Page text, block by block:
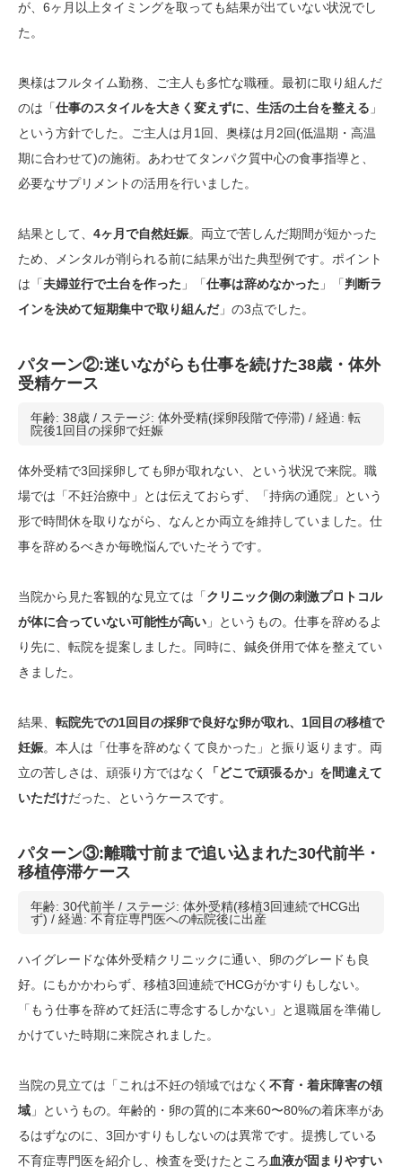
が、6ヶ月以上タイミングを取っても結果が出ていない状況でし
た。
奥様はフルタイム勤務、ご主人も多忙な職種。最初に取り組んだ
のは「仕事のスタイルを大きく変えずに、生活の土台を整える 」
という方針でした。ご主人は月1回、奥様は月2回(低温期・高温
期に合わせて)の施術。あわせてタンパク質中心の食事指導と、
必要なサプリメントの活用を行いました。
結果として、 4ヶ月で自然妊娠。両立で苦しんだ期間が短かった
ため、メンタルが削られる前に結果が出た典型例です。ポイント
は「夫婦並行で土台を作った 」「仕事は辞めなかった 」「判断ラ
インを決めて短期集中で取り組んだ」の3点でした。
パターン②:迷いながらも仕事を続けた38歳・体外
受精ケース
年齢: 38歳 / ステージ: 体外受精(採卵段階で停滞) / 経過: 転
院後1回目の採卵で妊娠
体外受精で3回採卵しても卵が取れない、という状況で来院。職
場では「不妊治療中」とは伝えておらず、「持病の通院」という
形で時間休を取りながら、なんとか両立を維持していました。仕
事を辞めるべきか毎晩悩んでいたそうです。
当院から見た客観的な見立ては「クリニック側の刺激プロトコル
が体に合っていない可能性が高い 」というもの。仕事を辞めるよ
り先に、転院を提案しました。同時に、鍼灸併用で体を整えてい
きました。
結果、 転院先での1回目の採卵で良好な卵が取れ、1回目の移植で
妊娠。本人は「仕事を辞めなくて良かった」と振り返ります。両
立の苦しさは、頑張り方ではなく
「どこで頑張るか」を間違えて
いただけだった、というケースです。
パターン③:離職寸前まで追い込まれた30代前半・
移植停滞ケース
年齢: 30代前半 / ステージ: 体外受精(移植3回連続でHCG出
ず) / 経過: 不育症専門医への転院後に出産
ハイグレードな体外受精クリニックに通い、卵のグレードも良
好。にもかかわらず、移植3回連続でHCGがかすりもしない。
「もう仕事を辞めて妊活に専念するしかない」と退職届を準備し
かけていた時期に来院されました。
当院の見立ては「これは不妊の領域ではなく 不育・着床障害の領
域 」というもの。年齢的・卵の質的に本来60〜80%の着床率があ
るはずなのに、3回かすりもしないのは異常です。提携している
不育症専門医を紹介し、検査を受けたところ 血液が固まりやすい